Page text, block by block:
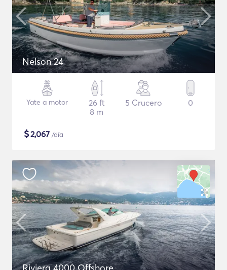
Nelson 24
Yate a motor
26 ft
8 m
5 Crucero 0
$2,067 /día